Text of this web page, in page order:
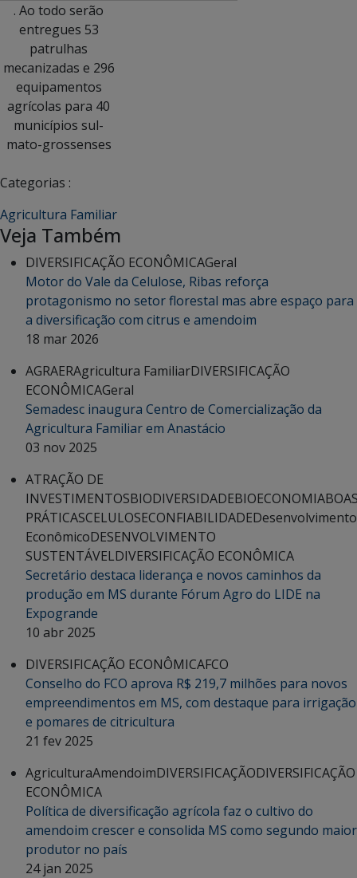
. Ao todo serão
entregues 53
patrulhas
mecanizadas e 296
equipamentos
agrícolas para 40
municípios sul-
mato-grossenses
Categorias :
Agricultura Familiar
Veja Também
DIVERSIFICAÇÃO ECONÔMICAGeral
Motor do Vale da Celulose, Ribas reforça
protagonismo no setor florestal mas abre espaço para
a diversificação com citrus e amendoim
18 mar 2026
AGRAERAgricultura FamiliarDIVERSIFICAÇÃO
ECONÔMICAGeral
Semadesc inaugura Centro de Comercialização da
Agricultura Familiar em Anastácio
03 nov 2025
ATRAÇÃO DE
INVESTIMENTOSBIODIVERSIDADEBIOECONOMIA
PRÁTICASCELULOSECONFIABILIDADEDesenvolvimento
EconômicoDESENVOLVIMENTO
SUSTENTÁVELDIVERSIFICAÇÃO ECONÔMICA
Secretário destaca liderança e novos caminhos da
produção em MS durante Fórum Agro do LIDE na
Expogrande
10 abr 2025
DIVERSIFICAÇÃO ECONÔMICAFCO
Conselho do FCO aprova R$ 219,7 milhões para novos
empreendimentos em MS, com destaque para irrigação
e pomares de citricultura
21 fev 2025
AgriculturaAmendoimDIVERSIFICAÇÃODIVERSIFICAÇÃO
ECONÔMICA
Política de diversificação agrícola faz o cultivo do
amendoim crescer e consolida MS como segundo maior
produtor no país
24 jan 2025